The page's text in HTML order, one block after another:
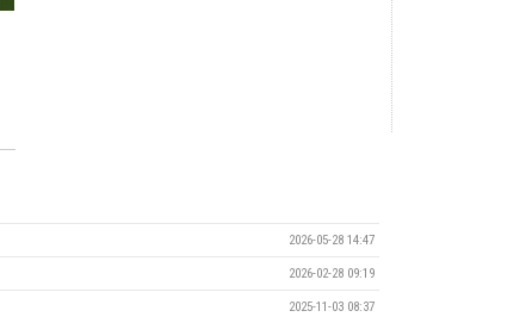
2026-05-28 14:47
2026-02-28 09:19
2025-11-03 08:37